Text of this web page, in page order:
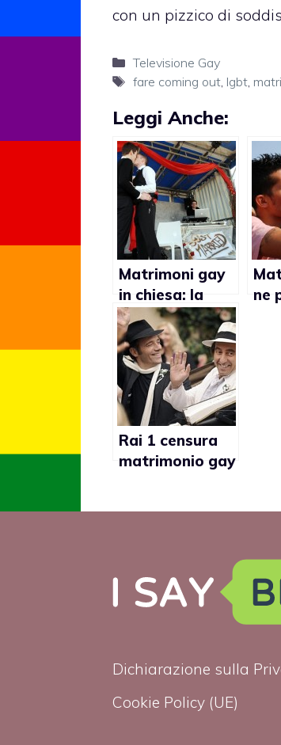
con un pizzico di
Categorie
Televisione Gay
Tag
fare coming out, lgbt,
Leggi Anche:
Matrimoni gay
in chiesa: la
Danimarca
approva la
legge
ne
Rai 1 censura
matrimonio gay
Dichiarazione sulla
Cookie Policy (UE)